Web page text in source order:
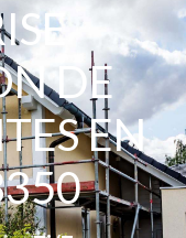
DE
EN